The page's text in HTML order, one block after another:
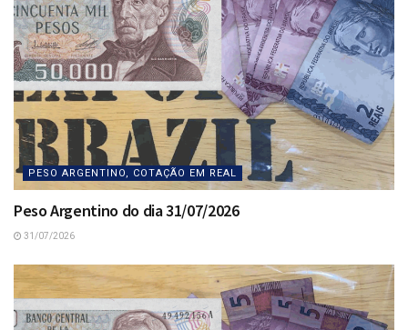
PESO ARGENTINO, COTAÇÃO EM REAL
Peso Argentino do dia 31/07/2026
31/07/2026